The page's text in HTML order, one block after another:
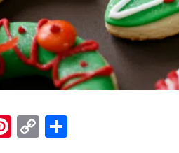
Pinterest
Copy